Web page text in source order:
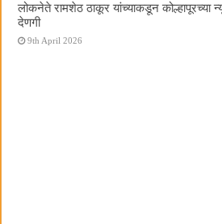
लोकनेते रामशेठ ठाकूर यांच्याकडून कोल्हापूरच्या
देणगी
9th April 2026